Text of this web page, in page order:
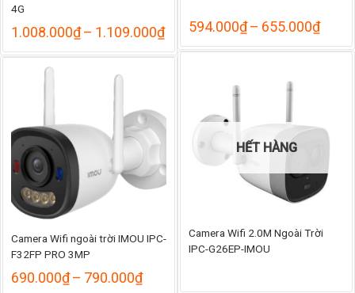
594.000₫– 655.000₫
từ
4G
1.008.000₫– 1.109.000₫Khoảng
giá:
từ
HẾT HÀNG
Camera Wifi 2.0M Ngoài Trời
IPC-G26EP-IMOU
Camera Wifi ngoài trời IMOU IPC-
F32FP PRO 3MP
690.000₫– 790.000₫Khoảng